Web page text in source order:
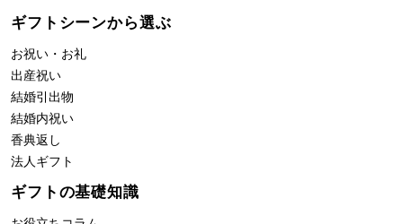
ギフトシーンから選ぶ
お祝い・お礼
出産祝い
結婚引出物
結婚内祝い
香典返し
法人ギフト
ギフトの基礎知識